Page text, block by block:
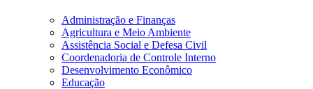
Administração e Finanças
Agricultura e Meio Ambiente
Assistência Social e Defesa Civil
Coordenadoria de Controle Interno
Desenvolvimento Econômico
Educação